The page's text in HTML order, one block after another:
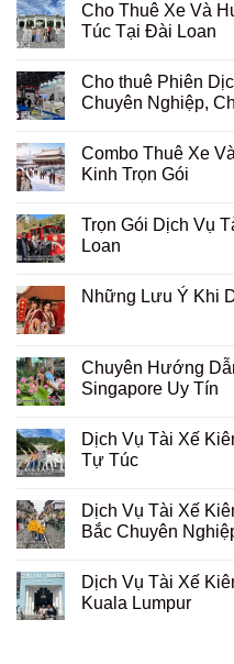
Cho Thuê Xe Và
Túc Tại Đài Loan
Cho thuê Phiên
Chuyên Nghiệp,
Combo Thuê Xe
Kinh Trọn Gói
Trọn Gói Dịch Vụ
Loan
Những Lưu Ý Khi
Chuyên Hướng
Singapore Uy Tín
Dịch Vụ Tài Xế
Tự Túc
Dịch Vụ Tài Xế
Bắc Chuyên
Dịch Vụ Tài Xế
Kuala Lumpur